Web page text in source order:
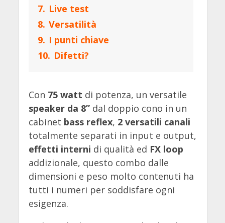
7. Live test
8. Versatilità
9. I punti chiave
10. Difetti?
Con 75 watt di potenza, un versatile
speaker da 8”dal doppio cono in un
cabinet bass reflex, 2 versatili canali
totalmente separati in input e output,
effetti interni di qualità ed FX loop
addizionale, questo combo dalle
dimensioni e peso molto contenuti ha
tutti i numeri per soddisfare ogni
esigenza.